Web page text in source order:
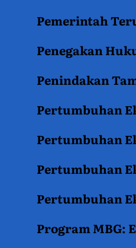
Pemerintah
Penegakan
Penindakan
Pertumbuhan
Pertumbuhan
Pertumbuhan
Pertumbuhan
Program MBG: